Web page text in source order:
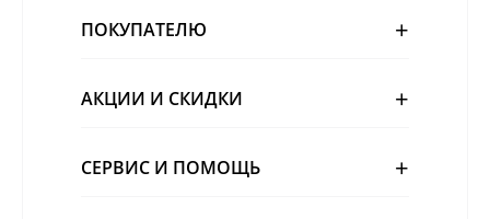
ПОКУПАТЕЛЮ
АКЦИИ И СКИДКИ
СЕРВИС И ПОМОЩЬ